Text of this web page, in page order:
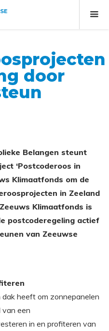
door
Belangen steunt
‘Postcoderoos in
Klimaatfonds om de
in Zeeland
Klimaatfonds is
postcoderegeling actief
van Zeeuwse
heeft om zonnepanelen
van een
in en profiteren van